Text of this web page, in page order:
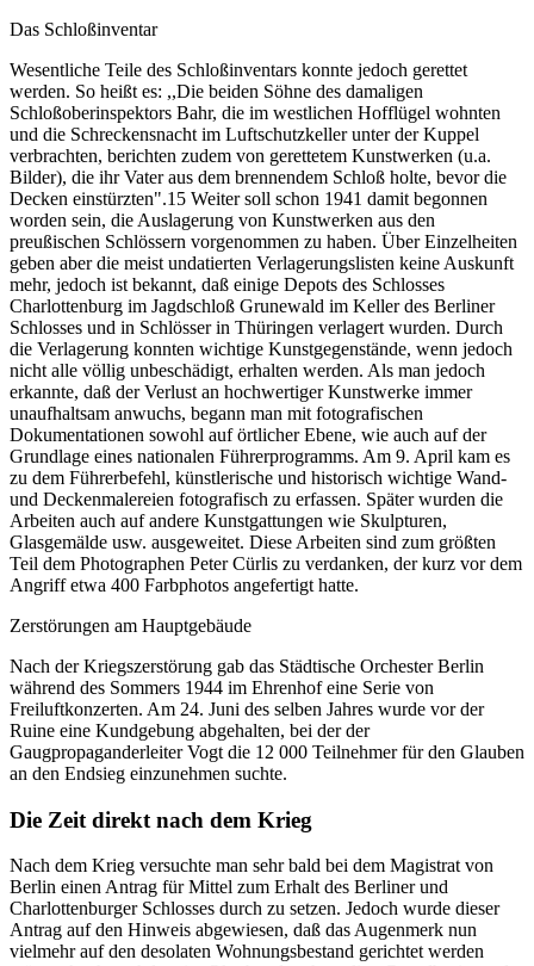
Das Schloßinventar
Wesentliche Teile des Schloßinventars konnte jedoch gerettet
werden. So heißt es: ,,Die beiden Söhne des damaligen
Schloßoberinspektors Bahr, die im westlichen Hofflügel wohnten
und die Schreckensnacht im Luftschutzkeller unter der Kuppel
verbrachten, berichten zudem von gerettetem Kunstwerken (u.a.
Bilder), die ihr Vater aus dem brennendem Schloß holte, bevor die
Decken einstürzten".15 Weiter soll schon 1941 damit begonnen
worden sein, die Auslagerung von Kunstwerken aus den
preußischen Schlössern vorgenommen zu haben. Über Einzelheiten
geben aber die meist undatierten Verlagerungslisten keine Auskunft
mehr, jedoch ist bekannt, daß einige Depots des Schlosses
Charlottenburg im Jagdschloß Grunewald im Keller des Berliner
Schlosses und in Schlösser in Thüringen verlagert wurden. Durch
die Verlagerung konnten wichtige Kunstgegenstände, wenn jedoch
nicht alle völlig unbeschädigt, erhalten werden. Als man jedoch
erkannte, daß der Verlust an hochwertiger Kunstwerke immer
unaufhaltsam anwuchs, begann man mit fotografischen
Dokumentationen sowohl auf örtlicher Ebene, wie auch auf der
Grundlage eines nationalen Führerprogramms. Am 9. April kam es
zu dem Führerbefehl, künstlerische und historisch wichtige Wand-
und Deckenmalereien fotografisch zu erfassen. Später wurden die
Arbeiten auch auf andere Kunstgattungen wie Skulpturen,
Glasgemälde usw. ausgeweitet. Diese Arbeiten sind zum größten
Teil dem Photographen Peter Cürlis zu verdanken, der kurz vor dem
Angriff etwa 400 Farbphotos angefertigt hatte.
Zerstörungen am Hauptgebäude
Nach der Kriegszerstörung gab das Städtische Orchester Berlin
während des Sommers 1944 im Ehrenhof eine Serie von
Freiluftkonzerten. Am 24. Juni des selben Jahres wurde vor der
Ruine eine Kundgebung abgehalten, bei der der
Gaugpropaganderleiter Vogt die 12 000 Teilnehmer für den Glauben
an den Endsieg einzunehmen suchte.
Die Zeit direkt nach dem Krieg
Nach dem Krieg versuchte man sehr bald bei dem Magistrat von
Berlin einen Antrag für Mittel zum Erhalt des Berliner und
Charlottenburger Schlosses durch zu setzen. Jedoch wurde dieser
Antrag auf den Hinweis abgewiesen, daß das Augenmerk nun
vielmehr auf den desolaten Wohnungsbestand gerichtet werden